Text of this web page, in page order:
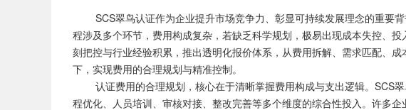
SCS翠鸟认证作为企业提升市场竞争力、彰显可持续发展理念的重要
程涉及多个环节，费用构成复杂，若缺乏科学规划，极易出现成本失控、
刻把控与行业经验积累，推出透明化报价体系，从费用拆解、需求匹配、
下，实现费用的合理规划与精准控制。
认证费用的合理规划，核心在于清晰掌握费用构成与支出逻辑。SCS
程优化、人员培训、审核对接、整改完善等多个维度的综合性投入。许多